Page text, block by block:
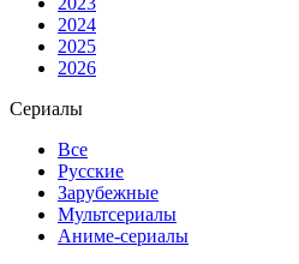
2024
2025
2026
Сериалы
Все
Русские
Зарубежные
Мультсериалы
Аниме-сериалы